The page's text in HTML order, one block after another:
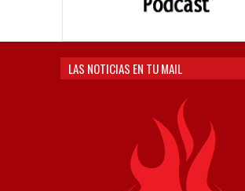
LAS NOTICIAS EN TU MAIL